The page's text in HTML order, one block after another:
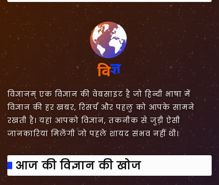
विज्ञानम् एक विज्ञान की वेबसाइट है जो हिन्दी भाषा में
विज्ञान की हर खबर, रिसर्च और पहलु को आपके सामने
रखती है। यहां आपको विज्ञान, तकनीक से जुड़ी ऐसी
जानकारियां मिलेंगी जो पहले शायद संभव नहीं थी।
आज की विज्ञान की खोज